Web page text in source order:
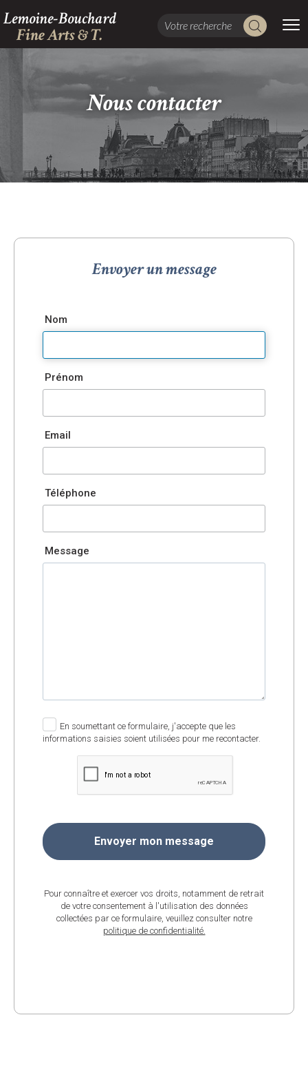
Lemoine-Bouchard
Fine Arts & T.
Nous contacter
Envoyer un message
Nom
Prénom
Email
Téléphone
Message
En soumettant ce formulaire, j'accepte que les
informations saisies soient utilisées pour me recontacter.
Pour connaître et exercer vos droits, notamment de retrait
de votre consentement à l'utilisation des données
collectées par ce formulaire, veuillez consulter notre
politique de confidentialité.